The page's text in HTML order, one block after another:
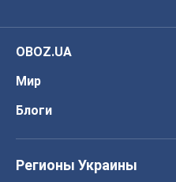
OBOZ.UA
Мир
Блоги
Регионы Украины